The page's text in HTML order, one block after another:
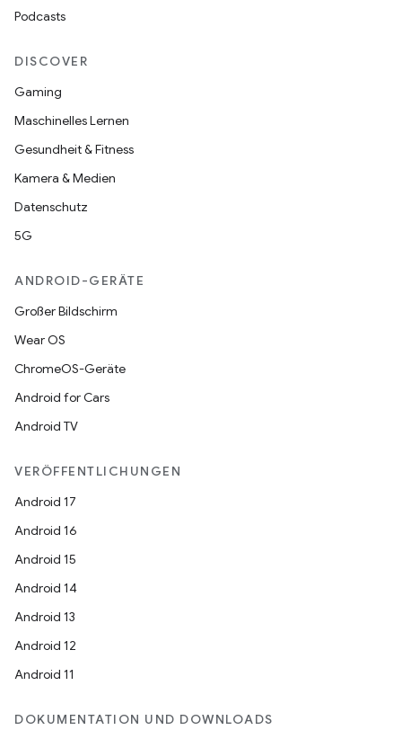
Podcasts
DISCOVER
Gaming
Maschinelles Lernen
Gesundheit & Fitness
Kamera & Medien
Datenschutz
5G
ANDROID-GERÄTE
Großer Bildschirm
Wear OS
ChromeOS-Geräte
Android for Cars
Android TV
VERÖFFENTLICHUNGEN
Android 17
Android 16
Android 15
Android 14
Android 13
Android 12
Android 11
DOKUMENTATION UND DOWNLOADS